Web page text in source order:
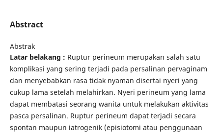
Abstract
Abstrak
Latar belakang : Ruptur perineum merupakan salah satu
komplikasi yang sering terjadi pada persalinan pervaginam
dan menyebabkan rasa tidak nyaman disertai nyeri yang
cukup lama setelah melahirkan. Nyeri perineum yang lama
dapat membatasi seorang wanita untuk melakukan aktivitas
pasca persalinan. Ruptur perineum dapat terjadi secara
spontan maupun iatrogenik (episiotomi atau penggunaan